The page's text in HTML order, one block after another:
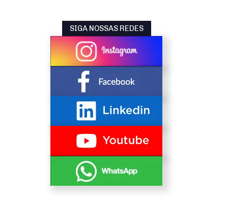
SIGA NOSSAS REDES